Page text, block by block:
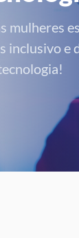
mulheres
inclusivo e